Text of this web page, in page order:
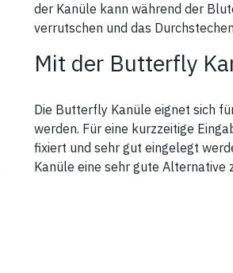
der Kanüle kann während der
verrutschen und das
Mit der Butterfly
Die Butterfly Kanüle eignet sich
werden. Für eine kurzzeitige
fixiert und sehr gut eingelegt
Kanüle eine sehr gute Alternative